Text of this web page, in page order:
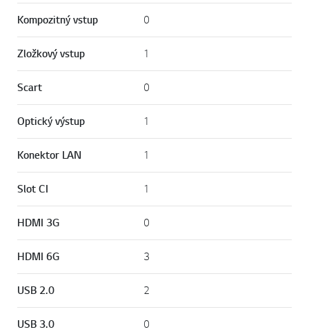
Kompozitný vstup 0
Zložkový vstup 1
Scart 0
Optický výstup 1
Konektor LAN 1
Slot CI 1
HDMI 3G 0
HDMI 6G 3
USB 2.0 2
USB 3.0 0